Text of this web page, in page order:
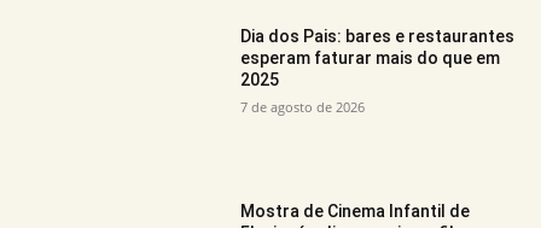
Dia dos Pais: bares e restaurantes
esperam faturar mais do que em
2025
7 de agosto de 2026
Mostra de Cinema Infantil de